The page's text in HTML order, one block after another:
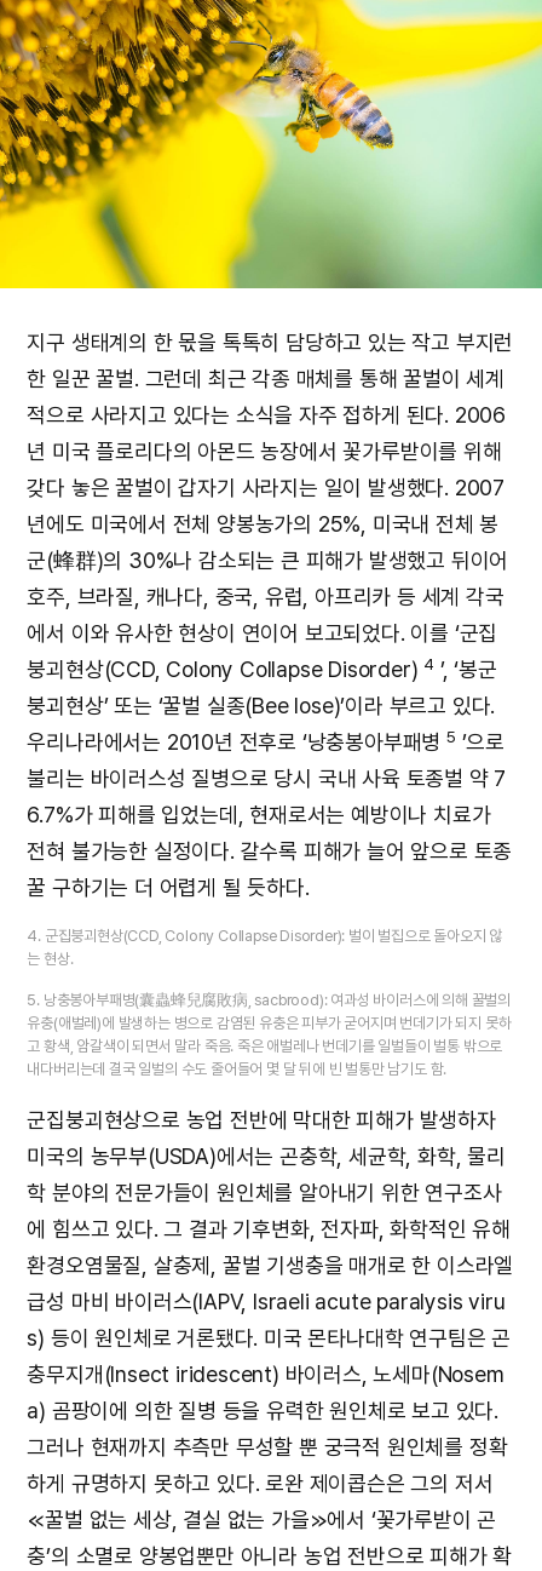
지구 생태계의 한 몫을 톡톡히 담당하고 있는 작고 부지런
한 일꾼 꿀벌. 그런데 최근 각종 매체를 통해 꿀벌이 세계
적으로 사라지고 있다는 소식을 자주 접하게 된다. 2006
년 미국 플로리다의 아몬드 농장에서 꽃가루받이를 위해
갖다 놓은 꿀벌이 갑자기 사라지는 일이 발생했다. 2007
년에도 미국에서 전체 양봉농가의 25%, 미국내 전체 봉
군(蜂群)의 30%나 감소되는 큰 피해가 발생했고 뒤이어
호주, 브라질, 캐나다, 중국, 유럽, 아프리카 등 세계 각국
에서 이와 유사한 현상이 연이어 보고되었다. 이를 ‘군집
붕괴현상(CCD, Colony Collapse Disorder) 4 ’, ‘봉군
붕괴현상’ 또는 ‘꿀벌 실종(Bee lose)’이라 부르고 있다.
우리나라에서는 2010년 전후로 ‘낭충봉아부패병 5 ’으로
불리는 바이러스성 질병으로 당시 국내 사육 토종벌 약 7
6.7%가 피해를 입었는데, 현재로서는 예방이나 치료가
전혀 불가능한 실정이다. 갈수록 피해가 늘어 앞으로 토종
꿀 구하기는 더 어렵게 될 듯하다.
4. 군집붕괴현상(CCD, Colony Collapse Disorder): 벌이 벌집으로 돌아오지 않
는 현상.
5. 낭충봉아부패병(囊蟲蜂兒腐敗病, sacbrood): 여과성 바이러스에 의해 꿀벌의
유충(애벌레)에 발생하는 병으로 감염된 유충은 피부가 굳어지며 번데기가 되지 못하
고 황색, 암갈색이 되면서 말라 죽음. 죽은 애벌레나 번데기를 일벌들이 벌통 밖으로
내다버리는데 결국 일벌의 수도 줄어들어 몇 달 뒤에 빈 벌통만 남기도 함.
군집붕괴현상으로 농업 전반에 막대한 피해가 발생하자
미국의 농무부(USDA)에서는 곤충학, 세균학, 화학, 물리
학 분야의 전문가들이 원인체를 알아내기 위한 연구조사
에 힘쓰고 있다. 그 결과 기후변화, 전자파, 화학적인 유해
환경오염물질, 살충제, 꿀벌 기생충을 매개로 한 이스라엘
급성 마비 바이러스(IAPV, Israeli acute paralysis viru
s) 등이 원인체로 거론됐다. 미국 몬타나대학 연구팀은 곤
충무지개(Insect iridescent) 바이러스, 노세마(Nosem
a) 곰팡이에 의한 질병 등을 유력한 원인체로 보고 있다.
그러나 현재까지 추측만 무성할 뿐 궁극적 원인체를 정확
하게 규명하지 못하고 있다. 로완 제이콥슨은 그의 저서
≪꿀벌 없는 세상, 결실 없는 가을≫에서 ‘꽃가루받이 곤
충’의 소멸로 양봉업뿐만 아니라 농업 전반으로 피해가 확